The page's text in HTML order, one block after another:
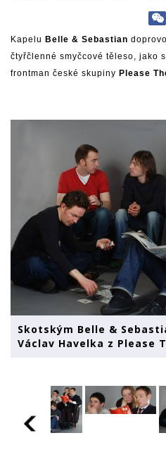
Kapelu Belle & Sebastian
čtyřčlenné smyčcové těleso, jako
frontman české skupiny Please
Skotským Belle &
Václav Havelka z Please